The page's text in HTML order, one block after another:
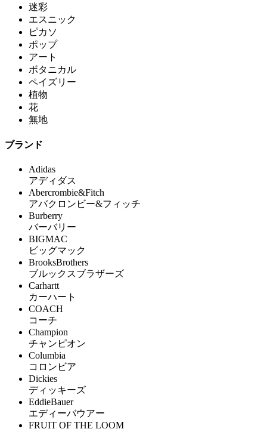
迷彩
エスニック
ピカソ
ポップ
アート
ボタニカル
ペイズリー
植物
花
無地
ブランド
Adidas
アディダス
Abercrombie&Fitch
アバクロンビー&フィッチ
Burberry
バーバリー
BIGMAC
ビッグマック
BrooksBrothers
ブルックスブラザーズ
Carhartt
カーハート
COACH
コーチ
Champion
チャンピオン
Columbia
コロンビア
Dickies
ディッキーズ
EddieBauer
エディーバウアー
FRUIT OF THE LOOM